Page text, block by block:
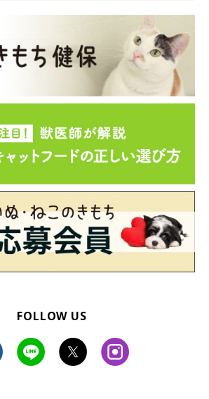
FOLLOW US